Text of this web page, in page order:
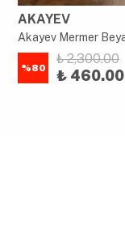
AKAYEV
Akayev Mermer
%80
₺ 2,300.00
₺ 460.00